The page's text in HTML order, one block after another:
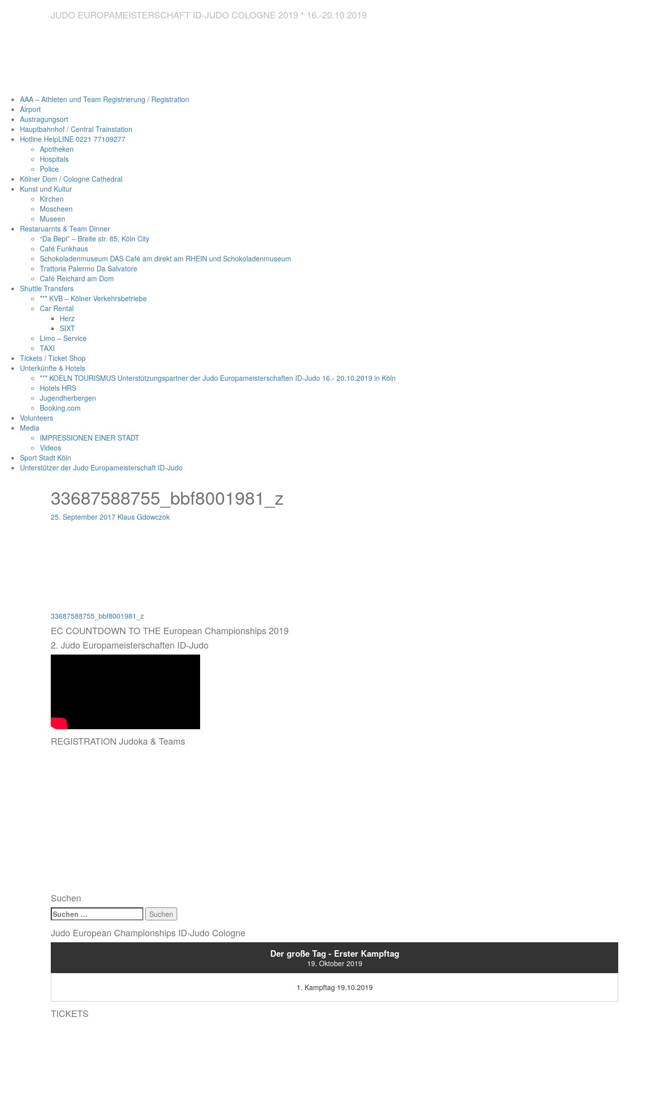
JUDO EUROPAMEISTERSCHAFT ID-JUDO COLOGNE 2019 * 16.-20.10.2019
AAA – Athleten und Team Registrierung / Registration
Airport
Austragungsort
Hauptbahnhof / Central Trainstation
Hotline HelpLINE 0221 77109277
Apotheken
Hospitals
Police
Kölner Dom / Cologne Cathedral
Kunst und Kultur
Kirchen
Moscheen
Museen
Restaruarnts & Team Dinner
“Da Bepi” – Breite str. 85, Köln City
Café Funkhaus
Schokoladenmuseum DAS Café am direkt am RHEIN und Schokoladenmuseum
Trattoria Palermo Da Salvatore
Café Reichard am Dom
Shuttle Transfers
*** KVB – Kölner Verkehrsbetriebe
Car Rental
Herz
SIXT
Limo – Service
TAXI
Tickets / Ticket Shop
Unterkünfte & Hotels
*** KOELN TOURISMUS Unterstützungspartner der Judo Europameisterschaften ID-Judo 16.- 20.10.2019 in Köln
Hotels HRS
Jugendherbergen
Booking.com
Volunteers
Media
IMPRESSIONEN EINER STADT
Videos
Sport Stadt Köln
Unterstützer der Judo Europameisterschaft ID-Judo
33687588755_bbf8001981_z
25. September 2017 Klaus Gdowczok
Beitragsnavigation
33687588755_bbf8001981_z
EC COUNTDOWN TO THE European Championships 2019
2. Judo Europameisterschaften ID-Judo
REGISTRATION Judoka & Teams
Suchen
Suchen
nach:
Judo European Championships ID-Judo Cologne
Der große Tag - Erster Kampftag
19. Oktober 2019
1. Kampftag 19.10.2019
TICKETS